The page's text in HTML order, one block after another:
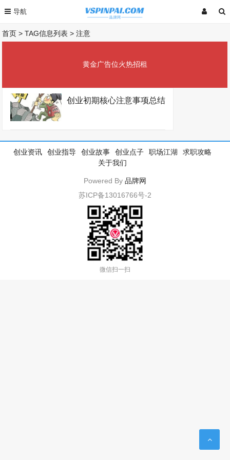
首页 > TAG信息列表 > 注意
黄金广告位火热招租
创业初期核心注意事项总结
创业资讯 创业指导 创业故事 创业点子 职场江湖
求职攻略
关于我们
Powered By 品牌网
苏ICP备13016766号-2
微信扫一扫